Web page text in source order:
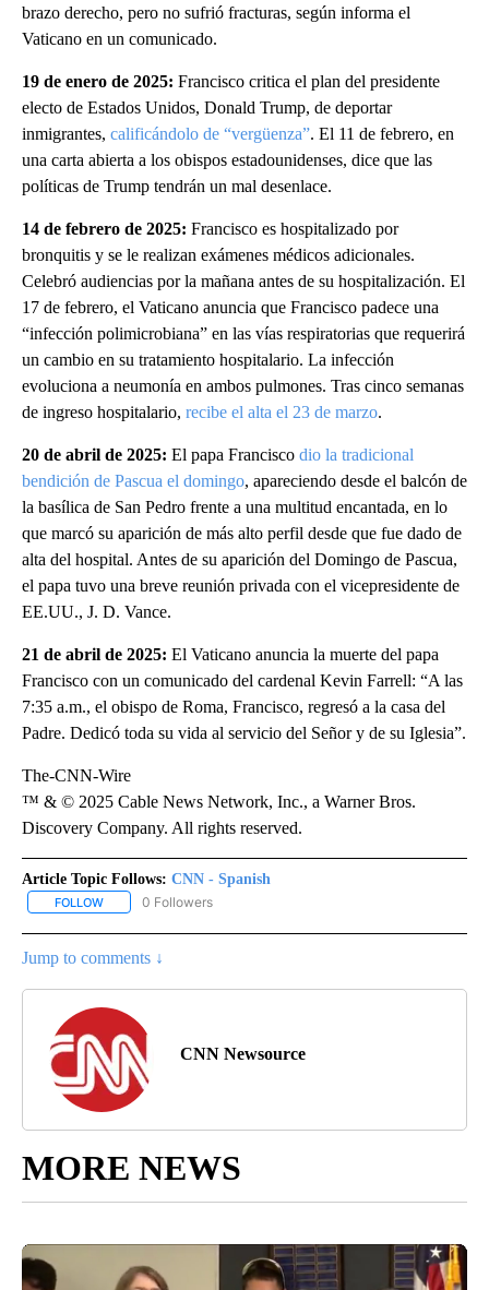
brazo derecho, pero no sufrió fracturas, según informa el
Vaticano en un comunicado.
19 de enero de 2025: Francisco critica el plan del presidente
electo de Estados Unidos, Donald Trump, de deportar
inmigrantes, calificándolo de “vergüenza”. El 11 de febrero, en
una carta abierta a los obispos estadounidenses, dice que las
políticas de Trump tendrán un mal desenlace.
14 de febrero de 2025: Francisco es hospitalizado por
bronquitis y se le realizan exámenes médicos adicionales.
Celebró audiencias por la mañana antes de su hospitalización. El
17 de febrero, el Vaticano anuncia que Francisco padece una
“infección polimicrobiana” en las vías respiratorias que requerirá
un cambio en su tratamiento hospitalario. La infección
evoluciona a neumonía en ambos pulmones. Tras cinco semanas
de ingreso hospitalario, recibe el alta el 23 de marzo.
20 de abril de 2025: El papa Francisco dio la tradicional
bendición de Pascua el domingo, apareciendo desde el balcón de
la basílica de San Pedro frente a una multitud encantada, en lo
que marcó su aparición de más alto perfil desde que fue dado de
alta del hospital. Antes de su aparición del Domingo de Pascua,
el papa tuvo una breve reunión privada con el vicepresidente de
EE.UU., J. D. Vance.
21 de abril de 2025: El Vaticano anuncia la muerte del papa
Francisco con un comunicado del cardenal Kevin Farrell: “A las
7:35 a.m., el obispo de Roma, Francisco, regresó a la casa del
Padre. Dedicó toda su vida al servicio del Señor y de su Iglesia”.
The-CNN-Wire
™ & © 2025 Cable News Network, Inc., a Warner Bros.
Discovery Company. All rights reserved.
Article Topic Follows: CNN - Spanish
FOLLOW FOLLOW "CNN - SPANISH" TO RECEIVE NOTIFICATIONS ABOUT
0 Followers
Jump to comments ↓
CNN Newsource
MORE NEWS